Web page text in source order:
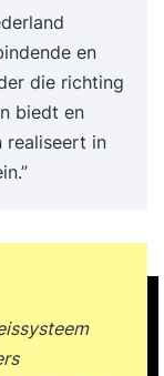
en
die richting
biedt en
realiseert in